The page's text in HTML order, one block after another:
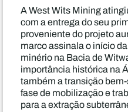
A West Wits Mining
com a entrega do seu
proveniente do projeto
marco assinala o início
minério na Bacia de
importância histórica na
também a transição
fase de mobilização e
para a extração